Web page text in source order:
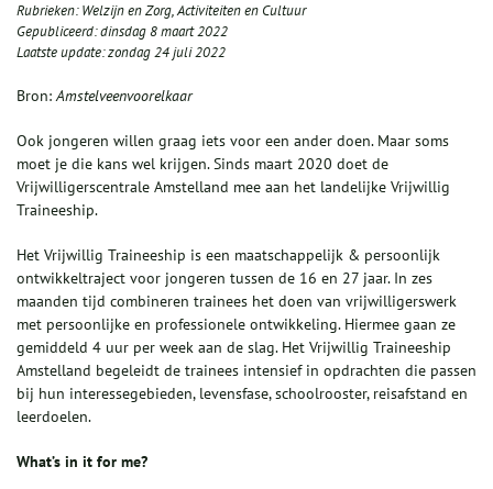
Rubrieken:Welzijn en Zorg,Activiteiten en Cultuur
Gepubliceerd:dinsdag 8 maart 2022
Laatste update:zondag 24 juli 2022
Bron:Amstelveenvoorelkaar
Ook jongeren willen graag iets voor een ander doen. Maar soms
moet je die kans wel krijgen. Sinds maart 2020 doet de
Vrijwilligerscentrale Amstelland mee aan het landelijke Vrijwillig
Traineeship.
Het Vrijwillig Traineeship is een maatschappelijk & persoonlijk
ontwikkeltraject voor jongeren tussen de 16 en 27 jaar. In zes
maanden tijd combineren trainees het doen van vrijwilligerswerk
met persoonlijke en professionele ontwikkeling. Hiermee gaan ze
gemiddeld 4 uur per week aan de slag. Het Vrijwillig Traineeship
Amstelland begeleidt de trainees intensief in opdrachten die passen
bij hun interessegebieden, levensfase, schoolrooster, reisafstand en
leerdoelen.
What’s in it for me?